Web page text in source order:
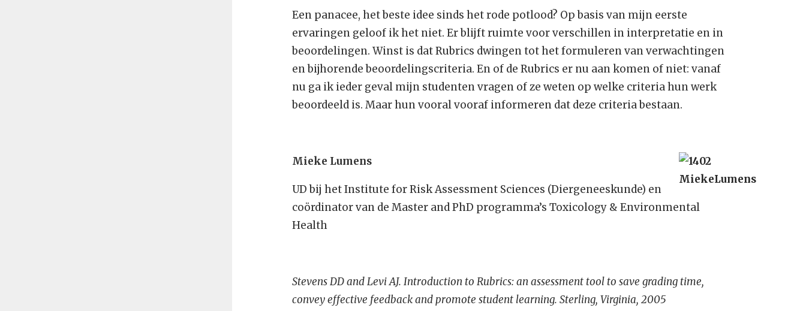
Een panacee, het beste idee sinds het rode potlood? Op basis van mijn eerste
ervaringen geloof ik het niet. Er blijft ruimte voor verschillen in interpretatie en in
beoordelingen. Winst is dat Rubrics dwingen tot het formuleren van verwachtingen
en bijhorende beoordelingscriteria. En of de Rubrics er nu aan komen of niet: vanaf
nu ga ik ieder geval mijn studenten vragen of ze weten op welke criteria hun werk
beoordeeld is. Maar hun vooral vooraf informeren dat deze criteria bestaan.
Mieke Lumens
UD bij het Institute for Risk Assessment Sciences (Diergeneeskunde) en
coördinator van de Master and PhD programma’s Toxicology & Environmental
Health
Stevens DD and Levi AJ. Introduction to Rubrics: an assessment tool to save grading time,
convey effective feedback and promote student learning. Sterling, Virginia, 2005